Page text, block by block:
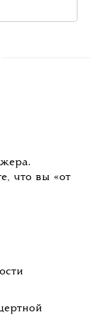
что вы «от